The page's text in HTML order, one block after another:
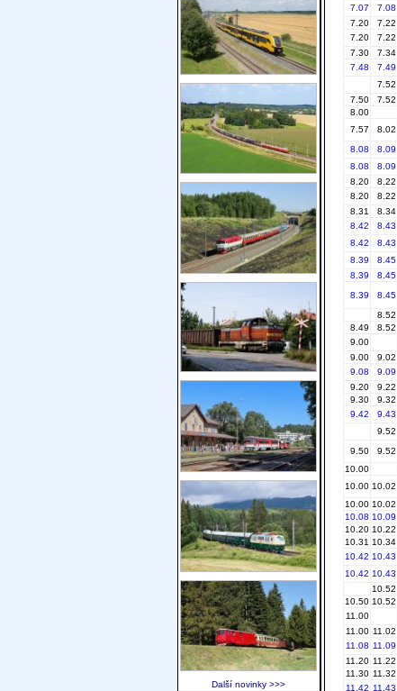
7.07
7.08
7.20
7.22
7.20
7.22
7.30
7.34
7.48
7.49
7.52
7.50
7.52
8.00
7.57
8.02
8.08
8.09
8.08
8.09
8.20
8.22
8.20
8.22
8.31
8.34
8.42
8.43
8.42
8.43
8.39
8.45
8.39
8.45
8.39
8.45
8.52
8.49
8.52
9.00
9.00
9.02
9.08
9.09
9.20
9.22
9.30
9.32
9.42
9.43
9.52
9.50
9.52
10.00
10.00 10.02
10.00 10.02
10.08 10.09
10.20 10.22
10.31 10.34
10.42 10.43
10.42 10.43
10.52
10.50 10.52
11.00
11.00 11.02
11.08 11.09
11.20 11.22
11.30 11.32
11.42 11.43
Další novinky >>>